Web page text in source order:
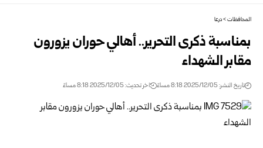
المحافظات>درعا
بمناسبة ذكرى التحرير.. أهالي حوران يزورون
مقابر الشهداء
تاريخ النشر: 2025/12/05 8:18 مساءً اخر تحديث: 2025/12/05 8:18 مساءً